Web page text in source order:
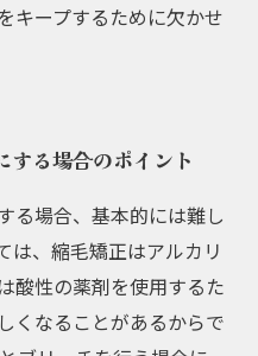
キープするために欠かせ
する場合のポイント
る場合、基本的には難し
は、縮毛矯正はアルカリ
酸性の薬剤を使用するた
くなることがあるからで